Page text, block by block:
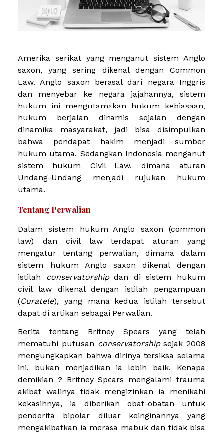
Amerika serikat yang menganut sistem Anglo
saxon, yang sering dikenal dengan Common
Law. Anglo saxon berasal dari negara Inggris
dan menyebar ke negara jajahannya, sistem
hukum ini mengutamakan hukum kebiasaan,
hukum berjalan dinamis sejalan dengan
dinamika masyarakat, jadi bisa disimpulkan
bahwa pendapat hakim menjadi sumber
hukum utama. Sedangkan Indonesia menganut
sistem hukum Civil Law, dimana aturan
Undang-Undang menjadi rujukan hukum
utama.
Tentang Perwalian
Dalam sistem hukum Anglo saxon (common
law) dan civil law terdapat aturan yang
mengatur tentang perwalian, dimana dalam
sistem hukum Anglo saxon dikenal dengan
istilah conservatorshipdan di sistem hukum
civil law dikenal dengan istilah pengampuan
(Curatele), yang mana kedua istilah tersebut
dapat di artikan sebagai Perwalian.
Berita tentang Britney Spears yang telah
mematuhi putusan conservatorshipsejak 2008
mengungkapkan bahwa dirinya tersiksa selama
ini, bukan menjadikan ia lebih baik. Kenapa
demikian ? Britney Spears mengalami trauma
akibat walinya tidak mengizinkan ia menikahi
kekasihnya, ia diberikan obat-obatan untuk
penderita bipolar diluar keinginannya yang
mengakibatkan ia merasa mabuk dan tidak bisa